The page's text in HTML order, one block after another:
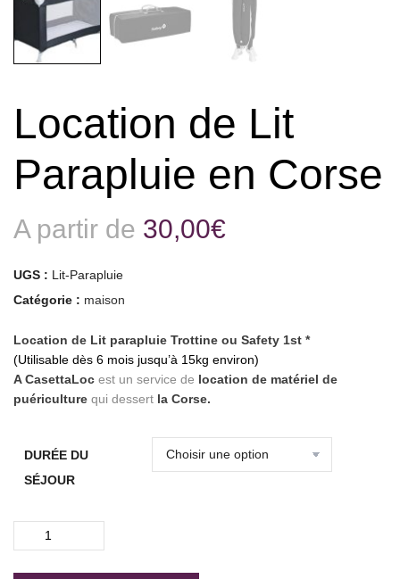
Location de Lit
Parapluie en Corse
A partir de 30,00€
UGS : Lit-Parapluie
Catégorie : maison
Location de Lit parapluie Trottine ou Safety 1st *
(Utilisable dès 6 mois jusqu’à 15kg environ)
A CasettaLoc est un service de location de matériel de
puériculture qui dessert la Corse.
DURÉE DU
SÉJOUR
quantité
de
Location